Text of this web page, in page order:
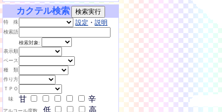
カクテル検索
特 殊 設定 ・ 説明
検索語
検索対象:
表示順
ベース
種 類
作り方
ＴＰＯ
味
甘 辛
アルコール度数 低
高